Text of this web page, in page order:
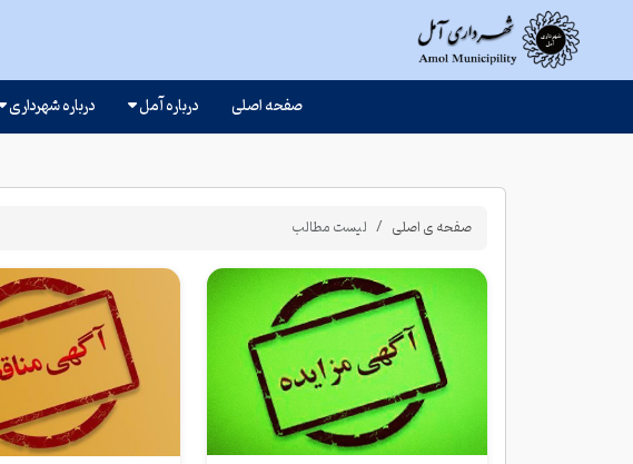
صفحه اصلی درباره آمل درباره شهرداری
صفحه ی اصلی لیست مطالب